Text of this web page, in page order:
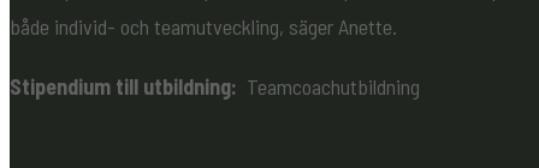
både individ- och teamutveckling, säger Anette.
Stipendium till utbildning: Teamcoachutbildning